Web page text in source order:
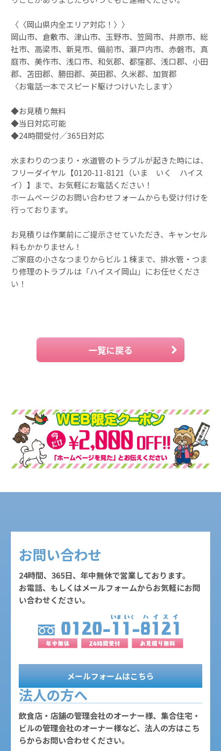
〈〈岡山県内全エリア対応！〉〉
岡山市、倉敷市、津山市、玉野市、笠岡市、井原市、総
社市、高梁市、新見市、備前市、瀬戸内市、赤磐市、真
庭市、美作市、浅口市、和気郡、都窪郡、浅口郡、小田
郡、苫田郡、勝田郡、英田郡、久米郡、加賀郡
〈お電話一本でスピード駆けつけいたします〉
◆お見積り無料
◆当日対応可能
◆24時間受付／365日対応
水まわりのつまり・水道管のトラブルが起きた時には、
フリーダイヤル【0120-11-8121（いま いく ハイス
イ）】まで、お気軽にお電話ください！
ホームページのお問い合わせフォームからも受け付けを
行っております。
お見積りは作業前にご提示させていただき、キャンセル
料もかかりません！
ご家庭の小さなつまりからビル１棟まで、排水管・つま
り修理のトラブルは「ハイスイ岡山」にお任せくださ
い！
一覧に戻る
お問い合わせ
24時間、365日、年中無休で営業しております。
お電話、もしくはメールフォームからお気軽にお問
い合わせください。
メールフォームはこちら
法人の方へ
飲食店・店舗の管理会社のオーナー様、集合住宅・
ビルの管理会社のオーナー様など、法人の方はこち
らからお問い合わせください。